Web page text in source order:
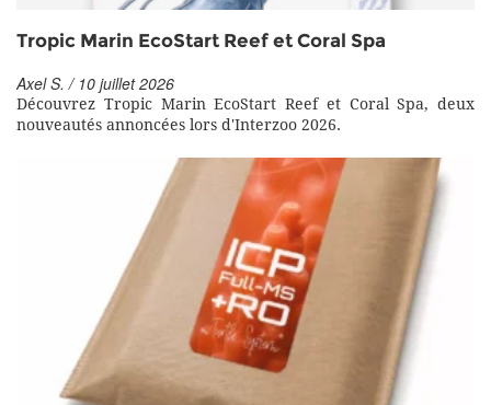
Tropic Marin EcoStart Reef et Coral Spa
Axel S. / 10 juillet 2026
Découvrez Tropic Marin EcoStart Reef et Coral Spa, deux
nouveautés annoncées lors d'Interzoo 2026.